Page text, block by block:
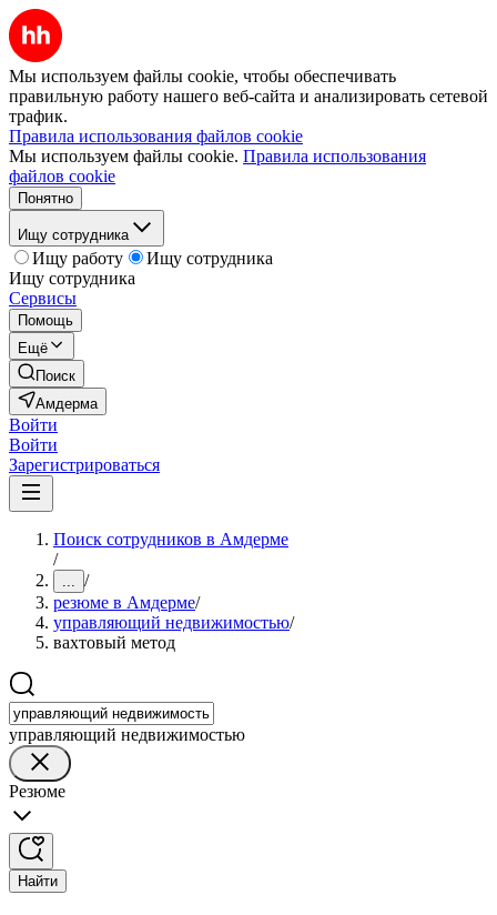
Мы используем файлы cookie, чтобы обеспечивать
правильную работу нашего веб-сайта и анализировать сетевой
трафик.
Правила использования файлов cookie
Мы используем файлы cookie. Правила использования
файлов cookie
Понятно
Ищу сотрудника
Ищу работу
Ищу сотрудника
Ищу сотрудника
Сервисы
Помощь
Ещё
Поиск
Амдерма
Войти
Войти
Зарегистрироваться
Поиск сотрудников в Амдерме
/
... /
резюме в Амдерме/
управляющий недвижимостью/
вахтовый метод
управляющий недвижимостью
Резюме
Найти